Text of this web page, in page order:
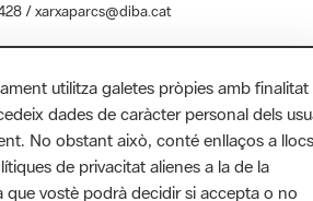
/ xarxaparcs@diba.cat
utilitza galetes pròpies amb finalitat
dades de caràcter personal dels
No obstant això, conté enllaços a llocs
de privacitat alienes a la de la
que vostè podrà decidir si accepta o no